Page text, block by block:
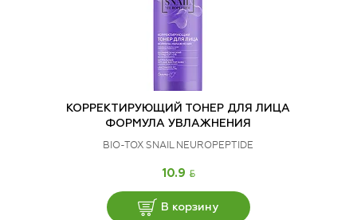
КОРРЕКТИРУЮЩИЙ ТОНЕР ДЛЯ ЛИЦА
ФОРМУЛА УВЛАЖНЕНИЯ
BIO-TOX SNAIL NEUROPEPTIDE
10.9 BYN
В корзину